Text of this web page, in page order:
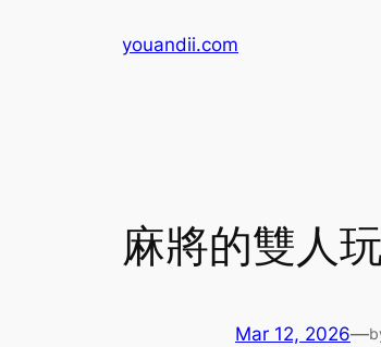
youandii.com
麻將的雙人
Mar 12, 2026—